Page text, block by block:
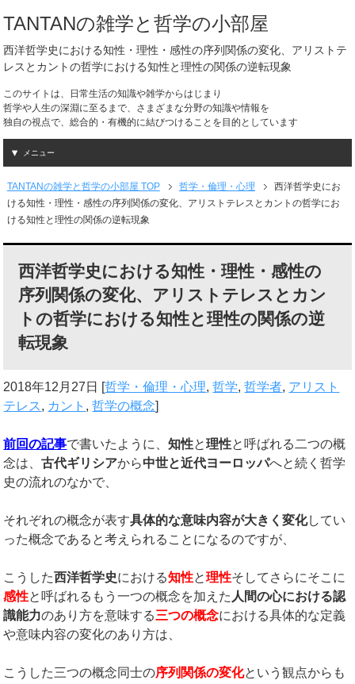
TANTANの雑学と哲学の小部屋
西洋哲学史における知性・理性・感性の序列関係の変化、アリストテ
レスとカントの哲学における知性と理性の関係の逆転現象
このサイトは、日常生活の知識や雑学からはじまり
哲学や人生の深淵に至るまで、さまざまな分野の知識や情報を
独自の視点で、総合的・有機的に結びつけることを目的としています
メニュー
TANTANの雑学と哲学の小部屋 TOP 哲学・倫理・心理
西洋哲学史にお
ける知性・理性・感性の序列関係の変化、アリストテレスとカントの哲学にお
ける知性と理性の関係の逆転現象
西洋哲学史における知性・理性・感性の
序列関係の変化、アリストテレスとカン
トの哲学における知性と理性の関係の逆
転現象
2018年12月27日 [哲学・倫理・心理,哲学,哲学者, アリスト
テレス, カント ,哲学の概念]
前回の記事で書いたように、知性と理性と呼ばれる二つの概
念は、古代ギリシアから中世と近代ヨーロッパへと続く哲学
史の流れのなかで、
それぞれの概念が表す具体的な意味内容が大きく変化してい
った概念であると考えられることになるのですが、
こうした西洋哲学史における知性と理性そしてさらにそこに
感性と呼ばれるもう一つの概念を加えた 人間の心における認
識能力のあり方を意味する三つの概念における具体的な定義
や意味内容の変化のあり方は、
こうした三つの概念同士の序列関係の変化という観点からも